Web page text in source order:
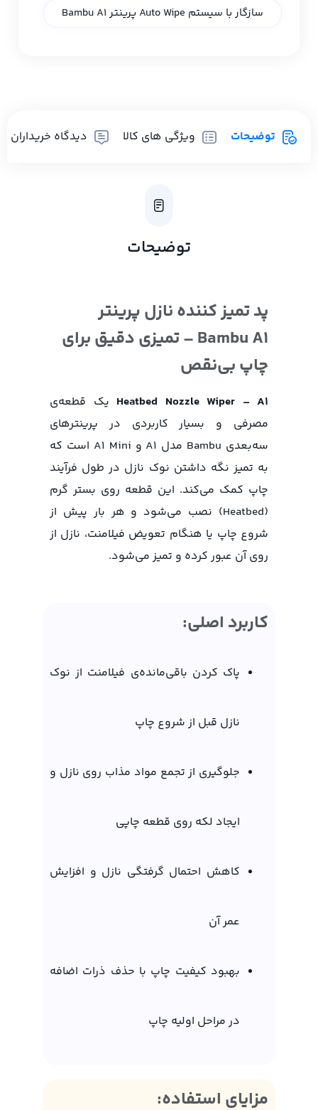
سازگار با سیستم Auto Wipe پرینتر Bambu A1
توضیحات ویژگی های کالا دیدگاه خریداران
توضیحات
پد تمیز کننده نازل پرینتر
Bambu A1 – تمیزی دقیق برای
چاپ بی‌نقص
Heatbed Nozzle Wiper – A1 یک قطعه‌ی
مصرفی و بسیار کاربردی در پرینترهای
سه‌بعدی Bambu مدل A1 و A1 Mini است که
به تمیز نگه داشتن نوک نازل در طول فرآیند
چاپ کمک می‌کند. این قطعه روی بستر گرم
(Heatbed) نصب می‌شود و هر بار پیش از
شروع چاپ یا هنگام تعویض فیلامنت، نازل از
روی آن عبور کرده و تمیز می‌شود.
کاربرد اصلی:
پاک کردن باقی‌مانده‌ی فیلامنت از نوک
نازل قبل از شروع چاپ
جلوگیری از تجمع مواد مذاب روی نازل و
ایجاد لکه روی قطعه چاپی
کاهش احتمال گرفتگی نازل و افزایش
عمر آن
بهبود کیفیت چاپ با حذف ذرات اضافه
در مراحل اولیه چاپ
مزایای استفاده: